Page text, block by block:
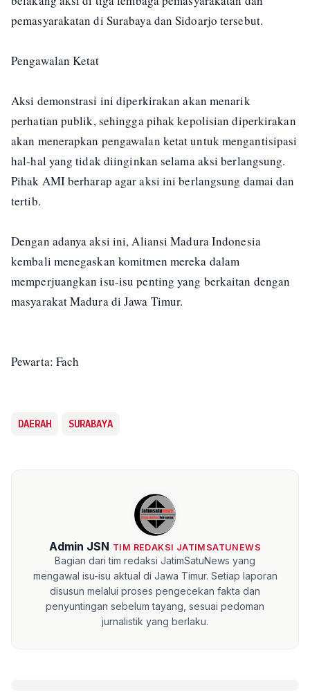
pemasyarakatan di Surabaya dan Sidoarjo tersebut.
Pengawalan Ketat
Aksi demonstrasi ini diperkirakan akan menarik
perhatian publik, sehingga pihak kepolisian diperkirakan
akan menerapkan pengawalan ketat untuk mengantisipasi
hal-hal yang tidak diinginkan selama aksi berlangsung.
Pihak AMI berharap agar aksi ini berlangsung damai dan
tertib.
Dengan adanya aksi ini, Aliansi Madura Indonesia
kembali menegaskan komitmen mereka dalam
memperjuangkan isu-isu penting yang berkaitan dengan
masyarakat Madura di Jawa Timur.
Pewarta: Fach
DAERAH SURABAYA
Admin JSN TIM REDAKSI JATIMSATUNEWS
Bagian dari tim redaksi JatimSatuNews yang
mengawal isu-isu aktual di Jawa Timur. Setiap laporan
disusun melalui proses pengecekan fakta dan
penyuntingan sebelum tayang, sesuai pedoman
jurnalistik yang berlaku.